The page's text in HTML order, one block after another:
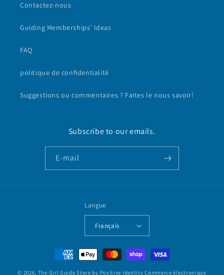
Contactez-nous
Guiding Memberships’ Ideas
FAQ
politique de confidentialité
Suggestions ou commentaires ? Faites le nous savoir!
Subscribe to our emails.
E-mail
Langue
Français
Moyens
de
© 2026, The Girl Guide Store by Positive Identity Commerce électronique